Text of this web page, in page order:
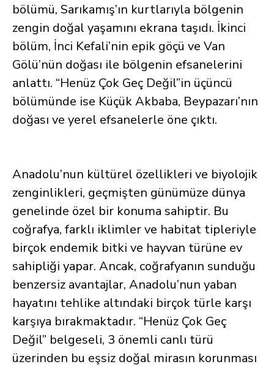
bölümü, Sarıkamış’ın kurtlarıyla bölgenin
zengin doğal yaşamını ekrana taşıdı. İkinci
bölüm, İnci Kefali’nin epik göçü ve Van
Gölü’nün doğası ile bölgenin efsanelerini
anlattı. “Henüz Çok Geç Değil”in üçüncü
bölümünde ise Küçük Akbaba, Beypazarı’nın
doğası ve yerel efsanelerle öne çıktı.
Anadolu’nun kültürel özellikleri ve biyolojik
zenginlikleri, geçmişten günümüze dünya
genelinde özel bir konuma sahiptir. Bu
coğrafya, farklı iklimler ve habitat tipleriyle
birçok endemik bitki ve hayvan türüne ev
sahipliği yapar. Ancak, coğrafyanın sunduğu
benzersiz avantajlar, Anadolu’nun yaban
hayatını tehlike altındaki birçok türle karşı
karşıya bırakmaktadır. “Henüz Çok Geç
Değil” belgeseli, 3 önemli canlı türü
üzerinden bu eşsiz doğal mirasın korunması